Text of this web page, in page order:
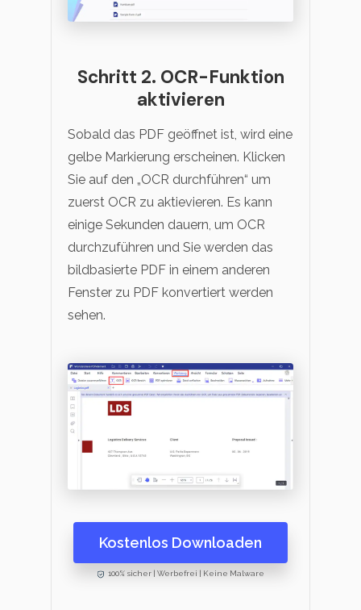
Schritt 2. OCR-Funktion
aktivieren
Sobald das PDF geöffnet ist, wird eine
gelbe Markierung erscheinen. Klicken
Sie auf den „OCR durchführen“ um
zuerst OCR zu aktievieren. Es kann
einige Sekunden dauern, um OCR
durchzuführen und Sie werden das
bildbasierte PDF in einem anderen
Fenster zu PDF konvertiert werden
sehen.
Kostenlos Downloaden
100% sicher | Werbefrei | Keine Malware